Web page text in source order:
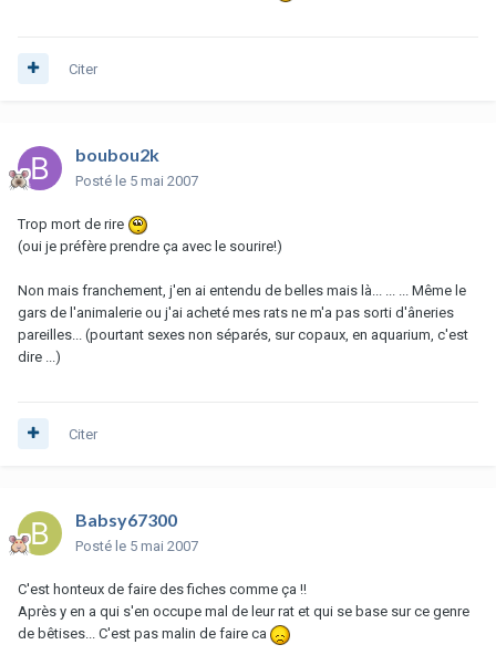
Citer
boubou2k
Posté le 5 mai 2007
Trop mort de rire
(oui je préfère prendre ça avec le sourire!)
Non mais franchement, j'en ai entendu de belles mais là... ... ... Même le
gars de l'animalerie ou j'ai acheté mes rats ne m'a pas sorti d'âneries
pareilles... (pourtant sexes non séparés, sur copaux, en aquarium, c'est
dire ...)
Citer
Babsy67300
Posté le 5 mai 2007
C'est honteux de faire des fiches comme ça !!
Après y en a qui s'en occupe mal de leur rat et qui se base sur ce genre
de bêtises... C'est pas malin de faire ca